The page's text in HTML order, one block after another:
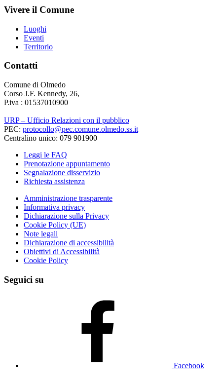
Vivere il Comune
Luoghi
Eventi
Territorio
Contatti
Comune di Olmedo
Corso J.F. Kennedy, 26,
P.iva : 01537010900
URP – Ufficio Relazioni con il pubblico
PEC: protocollo@pec.comune.olmedo.ss.it
Centralino unico: 079 901900
Leggi le FAQ
Prenotazione appuntamento
Segnalazione disservizio
Richiesta assistenza
Amministrazione trasparente
Informativa privacy
Dichiarazione sulla Privacy
Cookie Policy (UE)
Note legali
Dichiarazione di accessibilità
Obiettivi di Accessibilità
Cookie Policy
Seguici su
Facebook